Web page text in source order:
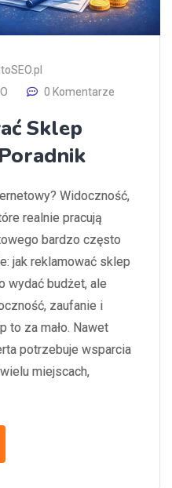
0 Komentarze
Sklep
Widoczność,
realnie pracują
bardzo często
jak reklamować sklep
wydać budżet, ale
zaufanie i
to za mało. Nawet
potrzebuje wsparcia
miejscach,